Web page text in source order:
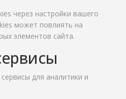
через настройки вашего
может повлиять на
элементов сайта.
для аналитики и